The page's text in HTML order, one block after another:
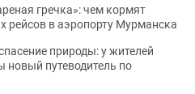
гречка»: чем кормят
рейсов в аэропорту Мурманска
природы: у жителей
путеводитель по